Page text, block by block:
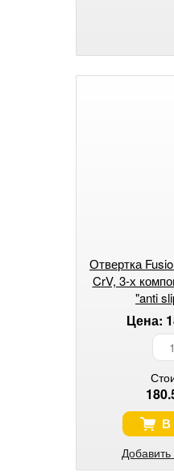
Отвертка
CrV, 3-х
"anti
Цена:
В